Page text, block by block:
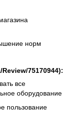
норм
75170944):
все
оборудование
пользование